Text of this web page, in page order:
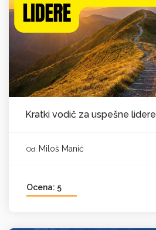
Kratki vodič za uspešne lidere
Od: Miloš Manić
Ocena: 5